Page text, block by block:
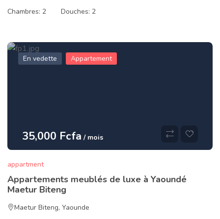
Chambres: 2 Douches: 2
En vedette Appartement
35,000 Fcfa / mois
appartment
Appartements meublés de luxe à Yaoundé
Maetur Biteng
Maetur Biteng, Yaounde